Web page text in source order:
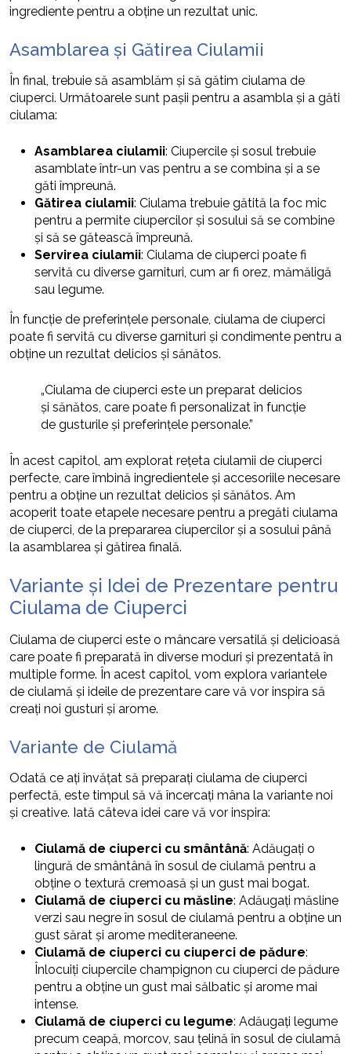
ingrediente pentru a obține un rezultat unic.
Asamblarea și Gătirea Ciulamii
În final, trebuie să asamblăm și să gătim ciulama de
ciuperci. Următoarele sunt pașii pentru a asambla și a găti
ciulama:
Asamblarea ciulamii: Ciupercile și sosul trebuie
asamblate într-un vas pentru a se combina și a se
găti împreună.
Gătirea ciulamii: Ciulama trebuie gătită la foc mic
pentru a permite ciupercilor și sosului să se combine
și să se gătească împreună.
Servirea ciulamii: Ciulama de ciuperci poate fi
servită cu diverse garnituri, cum ar fi orez, mămăligă
sau legume.
În funcție de preferințele personale, ciulama de ciuperci
poate fi servită cu diverse garnituri și condimente pentru a
obține un rezultat delicios și sănătos.
„Ciulama de ciuperci este un preparat delicios
și sănătos, care poate fi personalizat în funcție
de gusturile și preferințele personale.”
În acest capitol, am explorat rețeta ciulamii de ciuperci
perfecte, care îmbină ingredientele și accesoriile necesare
pentru a obține un rezultat delicios și sănătos. Am
acoperit toate etapele necesare pentru a pregăti ciulama
de ciuperci, de la prepararea ciupercilor și a sosului până
la asamblarea și gătirea finală.
Variante și Idei de Prezentare pentru
Ciulama de Ciuperci
Ciulama de ciuperci este o mâncare versatilă și delicioasă
care poate fi preparată în diverse moduri și prezentată în
multiple forme. În acest capitol, vom explora variantele
de ciulamă și ideile de prezentare care vă vor inspira să
creați noi gusturi și arome.
Variante de Ciulamă
Odată ce ați învățat să preparați ciulama de ciuperci
perfectă, este timpul să vă încercați mâna la variante noi
și creative. Iată câteva idei care vă vor inspira:
Ciulamă de ciuperci cu smântână: Adăugați o
lingură de smântână în sosul de ciulamă pentru a
obține o textură cremoasă și un gust mai bogat.
Ciulamă de ciuperci cu măsline: Adăugați măsline
verzi sau negre în sosul de ciulamă pentru a obține un
gust sărat și arome mediteraneene.
Ciulamă de ciuperci cu ciuperci de pădure:
Înlocuiți ciupercile champignon cu ciuperci de pădure
pentru a obține un gust mai sălbatic și arome mai
intense.
Ciulamă de ciuperci cu legume: Adăugați legume
precum ceapă, morcov, sau țelină în sosul de ciulamă